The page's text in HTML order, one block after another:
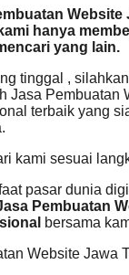
Website
hanya
yang lain.
tinggal ,
Jasa Pembuatan
terbaik yang
kami sesuai
pasar dunia
Pembuatan
bersama
Website Jawa